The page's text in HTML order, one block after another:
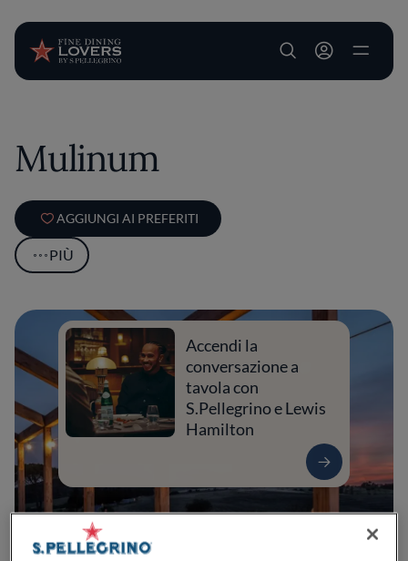
User account
Mulinum
AGGIUNGI AI PREFERITI
PIÙ
Accendi la
conversazione a
tavola con
S.Pellegrino e Lewis
Hamilton